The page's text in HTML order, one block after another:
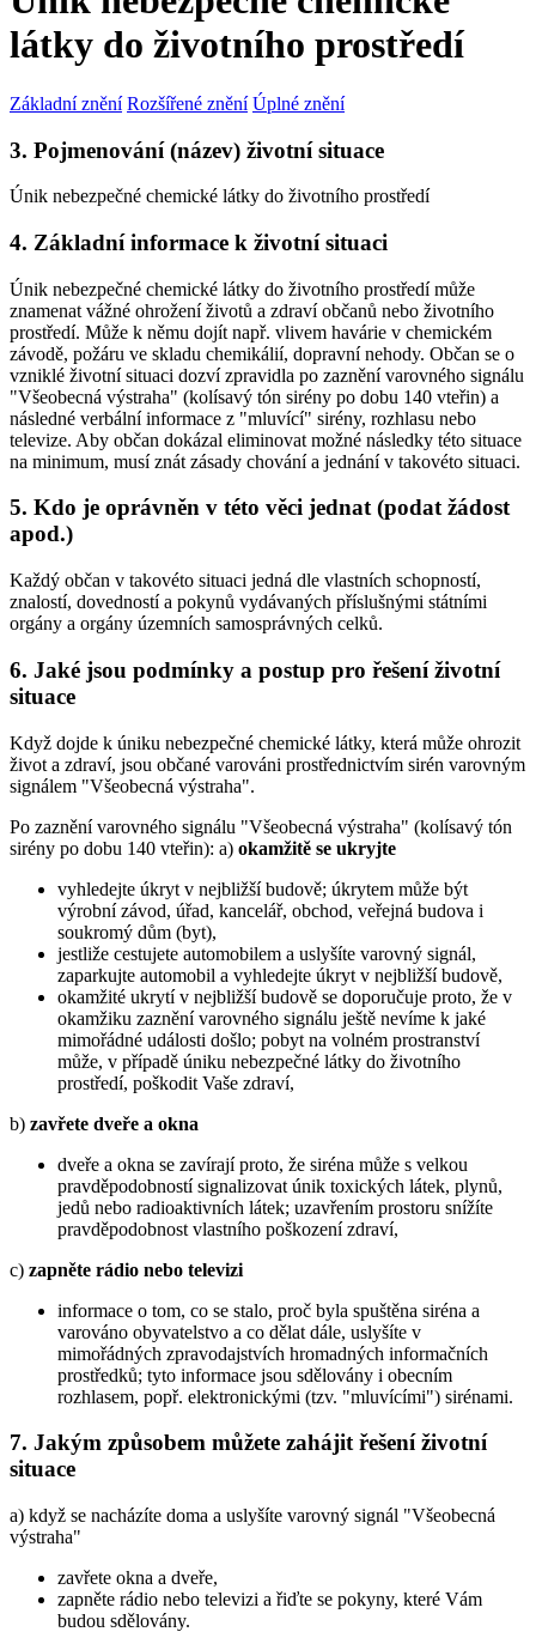
látky do životního prostředí
Základní znění Rozšířené znění Úplné znění
3. Pojmenování (název) životní situace
Únik nebezpečné chemické látky do životního prostředí
4. Základní informace k životní situaci
Únik nebezpečné chemické látky do životního prostředí může
znamenat vážné ohrožení životů a zdraví občanů nebo životního
prostředí. Může k němu dojít např. vlivem havárie v chemickém
závodě, požáru ve skladu chemikálií, dopravní nehody. Občan se o
vzniklé životní situaci dozví zpravidla po zaznění varovného signálu
"Všeobecná výstraha" (kolísavý tón sirény po dobu 140 vteřin) a
následné verbální informace z "mluvící" sirény, rozhlasu nebo
televize. Aby občan dokázal eliminovat možné následky této situace
na minimum, musí znát zásady chování a jednání v takovéto situaci.
5. Kdo je oprávněn v této věci jednat (podat žádost
apod.)
Každý občan v takovéto situaci jedná dle vlastních schopností,
znalostí, dovedností a pokynů vydávaných příslušnými státními
orgány a orgány územních samosprávných celků.
6. Jaké jsou podmínky a postup pro řešení životní
situace
Když dojde k úniku nebezpečné chemické látky, která může ohrozit
život a zdraví, jsou občané varováni prostřednictvím sirén varovným
signálem "Všeobecná výstraha".
Po zaznění varovného signálu "Všeobecná výstraha" (kolísavý tón
sirény po dobu 140 vteřin): a) okamžitě se ukryjte
vyhledejte úkryt v nejbližší budově; úkrytem může být
výrobní závod, úřad, kancelář, obchod, veřejná budova i
soukromý dům (byt),
jestliže cestujete automobilem a uslyšíte varovný signál,
zaparkujte automobil a vyhledejte úkryt v nejbližší budově,
okamžité ukrytí v nejbližší budově se doporučuje proto, že v
okamžiku zaznění varovného signálu ještě nevíme k jaké
mimořádné události došlo; pobyt na volném prostranství
může, v případě úniku nebezpečné látky do životního
prostředí, poškodit Vaše zdraví,
b) zavřete dveře a okna
dveře a okna se zavírají proto, že siréna může s velkou
pravděpodobností signalizovat únik toxických látek, plynů,
jedů nebo radioaktivních látek; uzavřením prostoru snížíte
pravděpodobnost vlastního poškození zdraví,
c) zapněte rádio nebo televizi
informace o tom, co se stalo, proč byla spuštěna siréna a
varováno obyvatelstvo a co dělat dále, uslyšíte v
mimořádných zpravodajstvích hromadných informačních
prostředků; tyto informace jsou sdělovány i obecním
rozhlasem, popř. elektronickými (tzv. "mluvícími") sirénami.
7. Jakým způsobem můžete zahájit řešení životní
situace
a) když se nacházíte doma a uslyšíte varovný signál "Všeobecná
výstraha"
zavřete okna a dveře,
zapněte rádio nebo televizi a řiďte se pokyny, které Vám
budou sdělovány.